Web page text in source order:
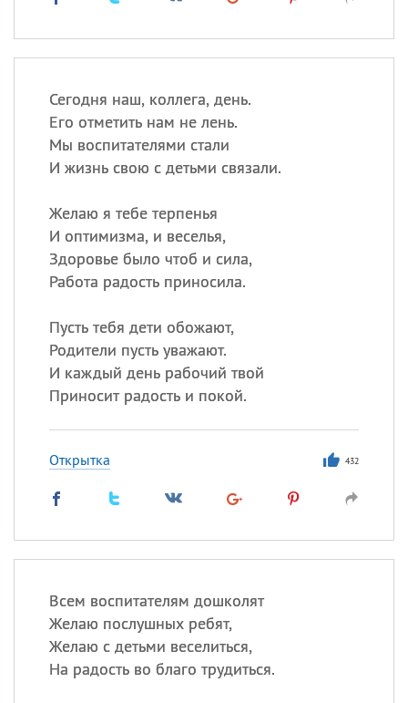
Сегодня наш, коллега, день.
Его отметить нам не лень.
Мы воспитателями стали
И жизнь свою с детьми связали.
Желаю я тебе терпенья
И оптимизма, и веселья,
Здоровье было чтоб и сила,
Работа радость приносила.
Пусть тебя дети обожают,
Родители пусть уважают.
И каждый день рабочий твой
Приносит радость и покой.
Открытка 432
Всем воспитателям дошколят
Желаю послушных ребят,
Желаю с детьми веселиться,
На радость во благо трудиться.